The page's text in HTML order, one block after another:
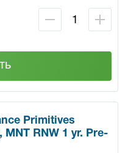
Primitives
RNW 1 yr. Pre-